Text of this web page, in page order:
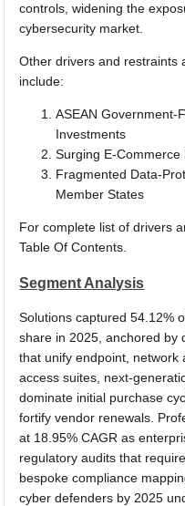
controls, widening the
cybersecurity market.
Other drivers and restraints
include:
ASEAN Government-
Investments
Surging E-
Fragmented Data-
Member States
For complete list of drivers
Table Of Contents.
Segment Analysis
Solutions captured 54.12%
share in 2025, anchored by
that unify endpoint, network
access suites, next-
dominate initial purchase
fortify vendor renewals.
at 18.95% CAGR as
regulatory audits that
bespoke compliance
cyber defenders by 2025